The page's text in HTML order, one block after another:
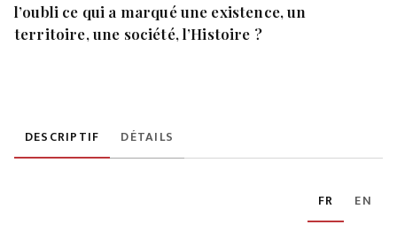
l’oubli ce qui a marqué une existence, un
territoire, une société, l’Histoire ?
DESCRIPTIF DÉTAILS
FR EN